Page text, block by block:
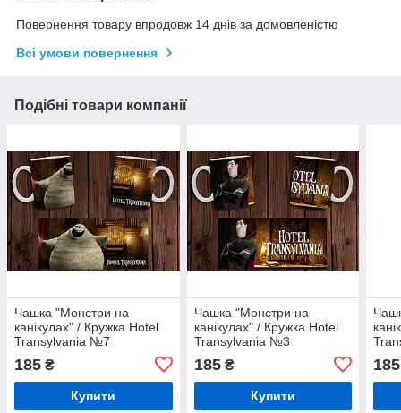
Повернення товару впродовж 14 днів за домовленістю
Всі умови повернення
Подібні товари компанії
Чашка "Монстри на
канікулах" / Кружка Hotel
Transylvania №7
185 ₴
Купити
Чашка "Монстри на
канікулах" / Кружка Hotel
Transylvania №3
185₴
Купити
185